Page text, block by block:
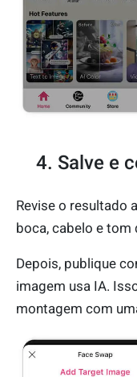
4. Salve e
Revise o resultado
boca, cabelo e tom
Depois, publique
imagem usa IA.
montagem com